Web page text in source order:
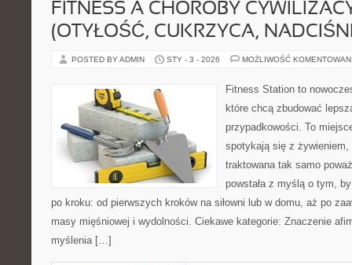
FITNESS A CHOROBY
(OTYŁOŚĆ, CUKRZYCA,
POSTED BY ADMIN STY - 3 - 2026 MOŻLIWOŚĆ
Fitness Station to
które chcą zbudować
przypadkowości. To
spotykają się z żywieniem,
traktowana tak samo
powstała z myślą o tym,
po kroku: od pierwszych kroków na siłowni lub w domu, aż po
masy mięśniowej i wydolności. Ciekawe kategorie: Znaczenie
myślenia […]